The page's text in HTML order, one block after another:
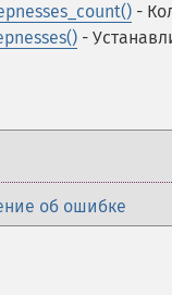
-
-
об ошибке